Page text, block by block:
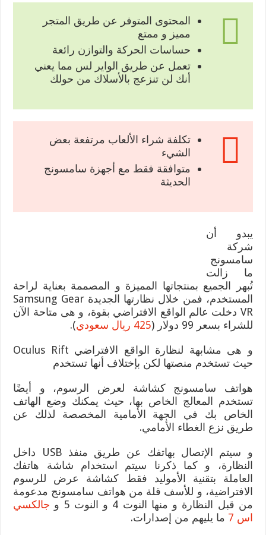
المحتوى المتوفر عن طريق المتجر
مميز و ممتع
حساسات الحركة والتوازن رائعة
تعمل عن طريق الواير لس مما يعني
أنك لن تنزعج بالأسلاك من حولك
تكلفة شراء الألعاب مرتفعة بعض
الشيء
متوافقة فقط مع أجهزة سامسونج
الحديثة
يبدو أن
شركة
سامسونج
ما زالت
تُبهر الجميع بمنتجاتها المميزة و المصممة بعناية لراحة
المستخدم، فمن خلال نظارتها الجديدة Samsung Gear
VR دخلت عالم الواقع الافتراضي بقوة، و هى متاحة الآن
للشراء بسعر 99 دولار (
425 ريال سعودي
).
و هى مشابهة لنظارة الواقع الافتراضي Oculus Rift
حيث تستخدم منصتها لكن بإختلاف أنها تستخدم
هواتف سامسونج كشاشة لعرض الرسوم، و أيضًا
تستخدم المعالج الخاص بها، حيث يمكنك وضع الهاتف
الخاص بك في الجهة الأمامية المخصصة لذلك عن
طريق نزع الغطاء الأمامي.
و سيتم الإتصال بهاتفك عن طريق منفذ USB داخل
النظارة، و كما ذكرنا سيتم استخدام شاشة هاتفك
العاملة بتقنية الأموليد فقط كشاشة عرض للرسوم
الافتراضية، و للأسف قلة من هواتف سامسونج مدعومة
من قبل النظارة و منها النوت 4 و النوت 5 و
جالكسي
اس 7
ما يليهم من إصدارات.